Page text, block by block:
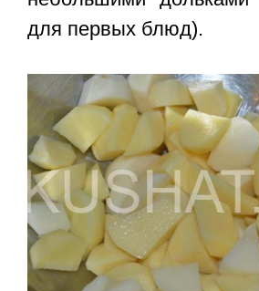
для первых блюд).